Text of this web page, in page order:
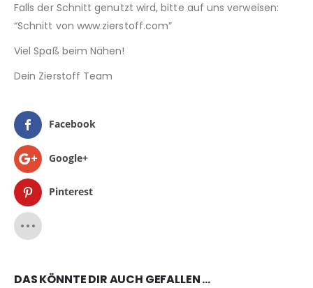
Falls der Schnitt genutzt wird, bitte auf uns verweisen:
“Schnitt von www.zierstoff.com”
Viel Spaß beim Nähen!
Dein Zierstoff Team
Facebook
Google+
Pinterest
DAS KÖNNTE DIR AUCH GEFALLEN …